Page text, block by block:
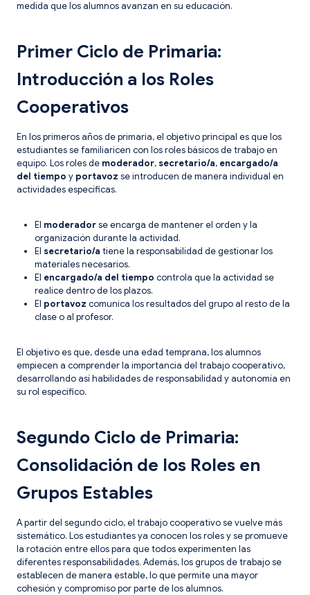
medida que los alumnos avanzan en su educación.
Primer Ciclo de Primaria:
Introducción a los Roles
Cooperativos
En los primeros años de primaria, el objetivo principal es que los
estudiantes se familiaricen con los roles básicos de trabajo en
equipo. Los roles de moderador, secretario/a, encargado/a
del tiempo y portavoz se introducen de manera individual en
actividades específicas.
El moderadorse encarga de mantener el orden y la
organización durante la actividad.
El secretario/a tiene la responsabilidad de gestionar los
materiales necesarios.
El encargado/a del tiempo controla que la actividad se
realice dentro de los plazos.
El portavoz comunica los resultados del grupo al resto de la
clase o al profesor.
El objetivo es que, desde una edad temprana, los alumnos
empiecen a comprender la importancia del trabajo cooperativo,
desarrollando así habilidades de responsabilidad y autonomía en
su rol específico.
Segundo Ciclo de Primaria:
Consolidación de los Roles en
Grupos Estables
A partir del segundo ciclo, el trabajo cooperativo se vuelve más
sistemático. Los estudiantes ya conocen los roles y se promueve
la rotación entre ellos para que todos experimenten las
diferentes responsabilidades. Además, los grupos de trabajo se
establecen de manera estable, lo que permite una mayor
cohesión y compromiso por parte de los alumnos.